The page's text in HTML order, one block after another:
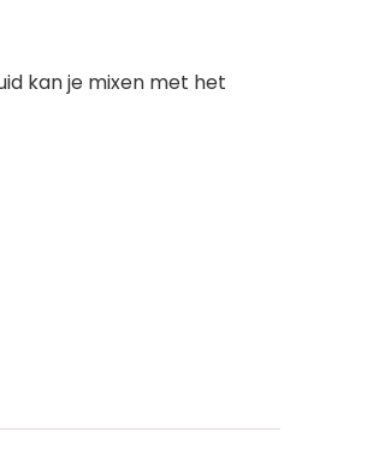
kan je mixen met het